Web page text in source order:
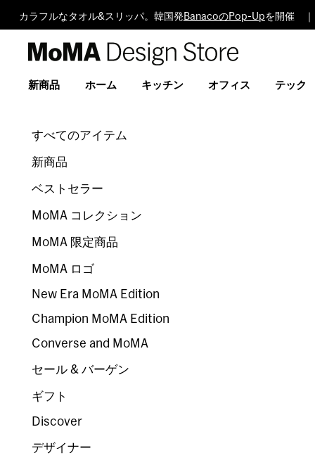
カラフルなタオル&スリッパ。韓国発 BanacoのPop-Upを開催
Design
新商品 ホーム キッチン オフィス テック
すべてのアイテム
新商品
ベストセラー
MoMA コレクション
MoMA 限定商品
MoMA ロゴ
New Era MoMA Edition
Champion MoMA Edition
Converse and MoMA
セール & バーゲン
ギフト
Discover
デザイナー